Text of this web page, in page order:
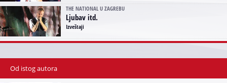
THE NATIONAL U ZAGREBU
Ljubav itd.
Izveštaji
Od istog autora